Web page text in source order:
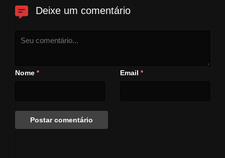
menina ou algo intermediário?
Deixe um comentário
Nome * Email *